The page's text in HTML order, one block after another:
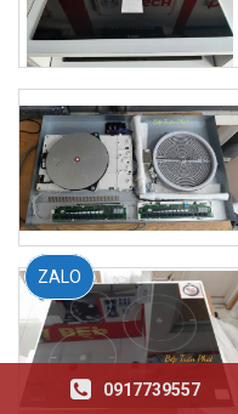
0917739557
ZALO